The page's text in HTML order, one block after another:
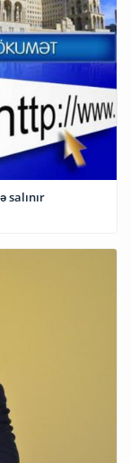
salınır